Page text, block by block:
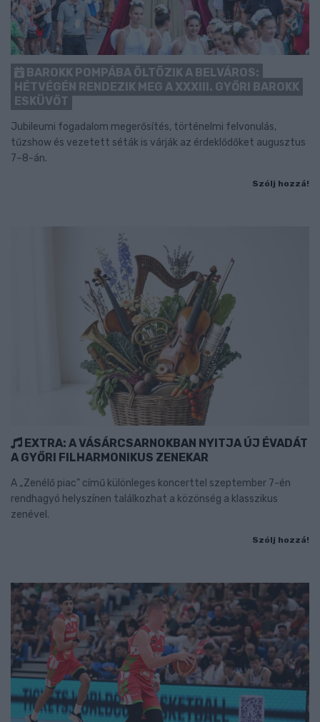
BAROKK POMPÁBA ÖLTÖZIK A BELVÁROS:
HÉTVÉGÉN RENDEZIK MEG A XXXIII. GYŐRI BAROKK
ESKÜVŐT
Jubileumi fogadalom megerősítés, történelmi felvonulás,
tűzshow és vezetett séták is várják az érdeklődőket augusztus
7–8-án.
Szólj hozzá!
EXTRA: A VÁSÁRCSARNOKBAN NYITJA ÚJ ÉVADÁT
A GYŐRI FILHARMONIKUS ZENEKAR
A „Zenélő piac” című különleges koncerttel szeptember 7-én
rendhagyó helyszínen találkozhat a közönség a klasszikus
zenével.
Szólj hozzá!